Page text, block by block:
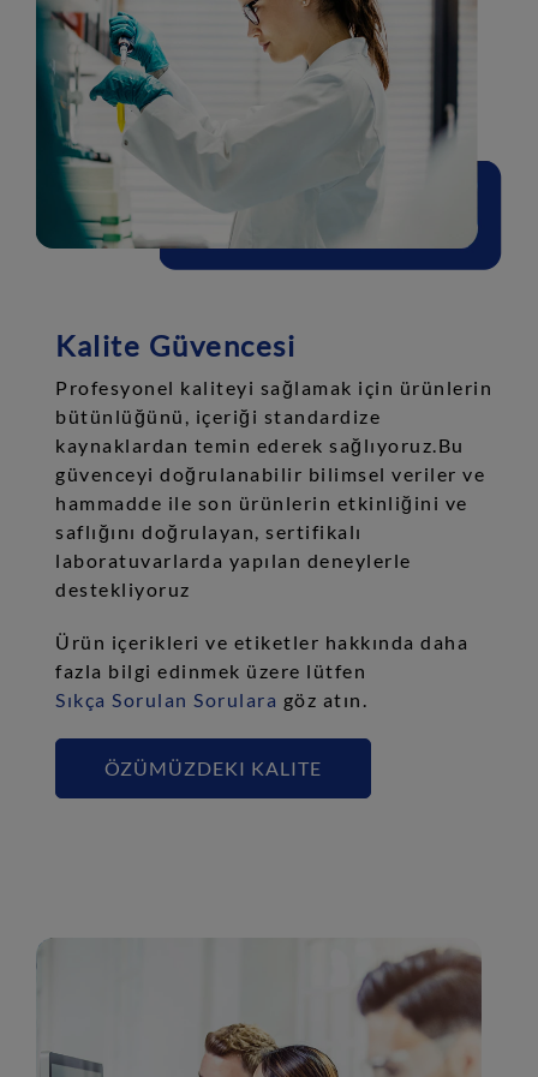
Kalite Güvencesi
Profesyonel kaliteyi sağlamak için ürünlerin
bütünlüğünü, içeriği standardize
kaynaklardan temin ederek sağlıyoruz.Bu
güvenceyi doğrulanabilir bilimsel veriler ve
hammadde ile son ürünlerin etkinliğini ve
saflığını doğrulayan, sertifikalı
laboratuvarlarda yapılan deneylerle
destekliyoruz
Ürün içerikleri ve etiketler hakkında daha
fazla bilgi edinmek üzere lütfen
Sıkça Sorulan Sorulara göz atın.
ÖZÜMÜZDEKI KALITE